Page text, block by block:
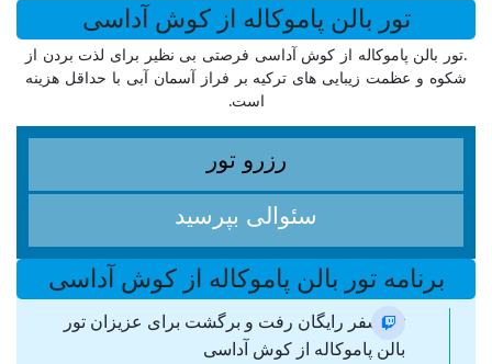
تور بالن پاموکاله از کوش آداسی
.تور بالن پاموکاله از کوش آداسی فرصتی بی نظیر برای لذت بردن از
شکوه و عظمت زیبایی های ترکیه بر فراز آسمان آبی با حداقل هزینه
است.
رزرو تور
سئوالی بپرسید
برنامه تور بالن پاموکاله از کوش آداسی
ترانسفر رایگان رفت و برگشت برای عزیزان تور
بالن پاموکاله از کوش آداسی